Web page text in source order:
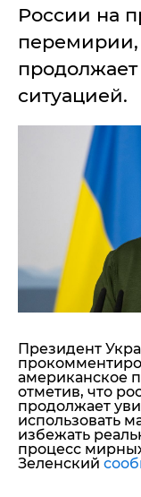
Украина
Культура
Война на
Крыму
"ДНР"
"ЛНР"
Оккупация Крыма
Новости Крыма
Армия Украины
Пресс-релизы
Пресс-релизы
России на
перемирии,
ситуацией.
Президент
американское
отметив, что
продолжает
использовать
избежать
процесс
Зеленский